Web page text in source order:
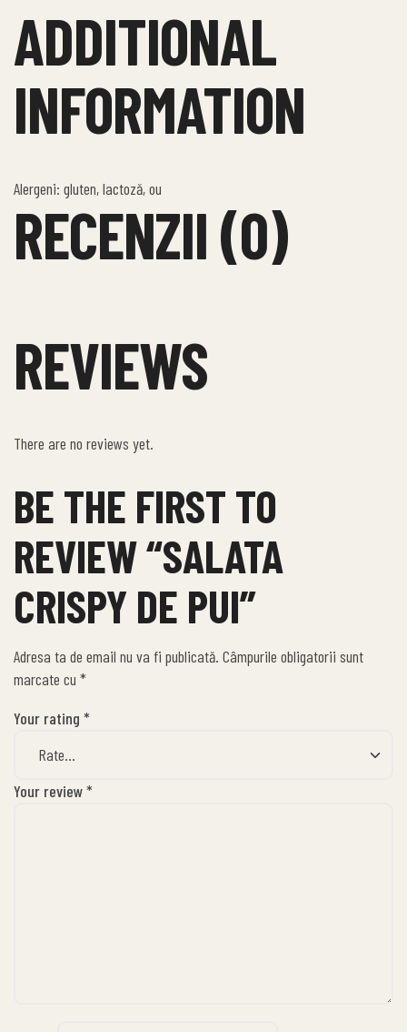
ADDITIONAL
INFORMATION
Alergeni: gluten, lactoză, ou
RECENZII (0)
REVIEWS
There are no reviews yet.
BE THE FIRST TO
REVIEW “SALATA
CRISPY DE PUI”
Adresa ta de email nu va fi publicată. Câmpurile obligatorii sunt
marcate cu *
Your rating *
Your review*